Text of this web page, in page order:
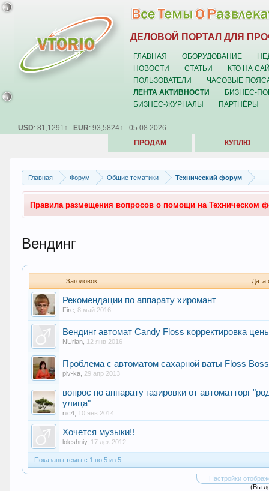
Главная Форум Общие тематики Технический форум
Правила размещения вопросов о помощи на Техническом
Вендинг
Заголовок Дата
Рекомендации по аппарату хиромант
Fire ,8 май 2016
Вендинг автомат Candy Floss корректировка
NUrlan 12 янв 2016
Проблема с автоматом сахарной ваты Floss Boss
piv-ka 29 апр 2013
вопрос по аппарату газировки от автоматторг
улица"
niс4 10 янв 2014
Хочется музыки!!
loleshniy, 17 дек 2012
Показаны темы с 1 по 5 из 5
Настройки
(Вы
ДЕЛОВОЙ ПОРТАЛ ДЛЯ
ГЛАВНАЯ ОБОРУДОВАНИЕ
НОВОСТИ
СТАТЬИ
КТО НА
ПОЛЬЗОВАТЕЛИ
ЧАСОВЫЕ
ЛЕНТА АКТИВНОСТИ
БИЗНЕС-
БИЗНЕС-ЖУРНАЛЫ
ПАРТНЁРЫ
USD: 81,1291↑ EUR: 93,5824↑ - 05.08.2026
ПРОДАМ КУПЛЮ